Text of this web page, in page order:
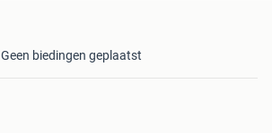
Geen biedingen geplaatst